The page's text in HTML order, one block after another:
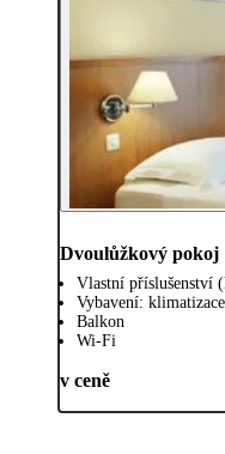
Dvoulůžkový pokoj
Vlastní příslušenství
Vybavení:
Balkon
Wi-Fi
v ceně